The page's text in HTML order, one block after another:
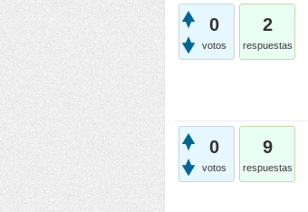
0
votos
2
respuestas
0
votos
9
respuestas